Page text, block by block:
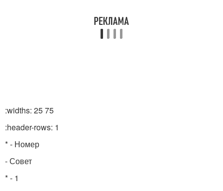
:widths: 25 75
:header-rows: 1
* - Номер
- Совет
* - 1